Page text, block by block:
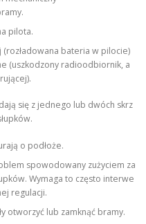
pilota.
(rozładowana bateria w pilocie)
(uszkodzony radioodbiornik, a
się z jednego lub dwóch skrz
o podłoże.
spowodowany zużyciem za
Wymaga to często interwe
regulacji.
otworzyć lub zamknąć bramy.